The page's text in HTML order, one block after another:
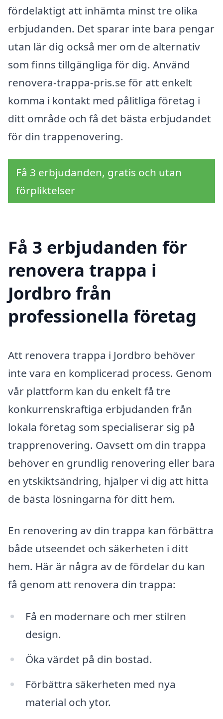
fördelaktigt att inhämta minst tre olika
erbjudanden. Det sparar inte bara pengar
utan lär dig också mer om de alternativ
som finns tillgängliga för dig. Använd
renovera-trappa-pris.se för att enkelt
komma i kontakt med pålitliga företag i
ditt område och få det bästa erbjudandet
för din trappenovering.
Få 3 erbjudanden, gratis och utan
förpliktelser
Få 3 erbjudanden för
renovera trappa i
Jordbro från
professionella företag
Att renovera trappa i Jordbro behöver
inte vara en komplicerad process. Genom
vår plattform kan du enkelt få tre
konkurrenskraftiga erbjudanden från
lokala företag som specialiserar sig på
trapprenovering. Oavsett om din trappa
behöver en grundlig renovering eller bara
en ytskiktsändring, hjälper vi dig att hitta
de bästa lösningarna för ditt hem.
En renovering av din trappa kan förbättra
både utseendet och säkerheten i ditt
hem. Här är några av de fördelar du kan
få genom att renovera din trappa:
Få en modernare och mer stilren
design.
Öka värdet på din bostad.
Förbättra säkerheten med nya
material och ytor.